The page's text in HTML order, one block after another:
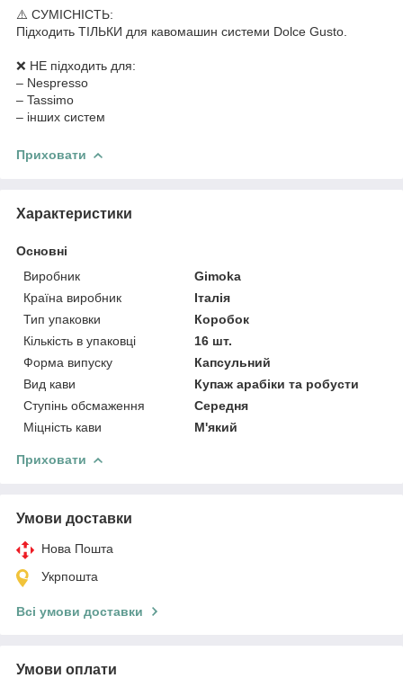
⚠️ СУМІСНІСТЬ:
Підходить ТІЛЬКИ для кавомашин системи Dolce Gusto.
❌ НЕ підходить для:
– Nespresso
– Tassimo
– інших систем
Приховати
Характеристики
Основні
Виробник
Gimoka
Країна виробник
Італія
Тип упаковки
Коробок
Кількість в упаковці
16 шт.
Форма випуску
Капсульний
Вид кави
Купаж арабіки та робусти
Ступінь обсмаження
Середня
Міцність кави
М'який
Приховати
Умови доставки
Нова Пошта
Укрпошта
Всі умови доставки
Умови оплати